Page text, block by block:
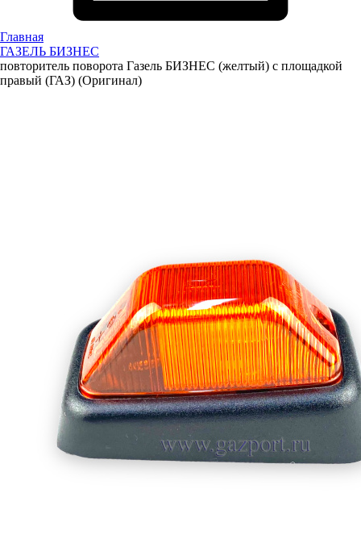
Главная
ГАЗЕЛЬ БИЗНЕС
повторитель поворота Газель БИЗНЕС (желтый) с площадкой
правый (ГАЗ) (Оригинал)